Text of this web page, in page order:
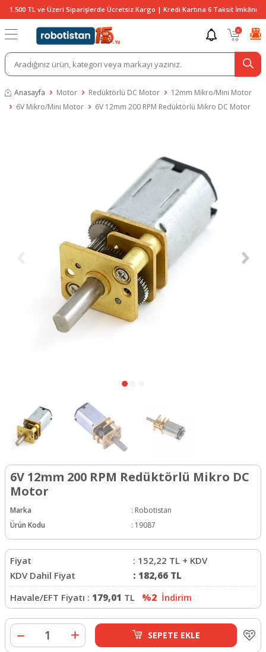
1.500 TL ve Üzeri Siparişlerde Ücretsiz Kargo | Kredi Kartına 6 Taksit İmkânı
0
Anasayfa Motor Redüktörlü DC Motor
12mm Mikro/Mini Motor
6V Mikro/Mini Motor
6V 12mm 200 RPM Redüktörlü Mikro DC Motor
6V 12mm 200 RPM Redüktörlü Mikro DC
Motor
Marka : Robotistan
Ürün Kodu
: 19087
Fiyat : 152,22 TL + KDV
KDV Dahil Fiyat
: 182,66 TL
Havale/EFT Fiyatı : 179,01 TL %2 İndirim
SEPETE EKLE